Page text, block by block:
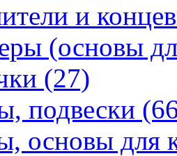
и
(основы
(27)
подвески
основы для